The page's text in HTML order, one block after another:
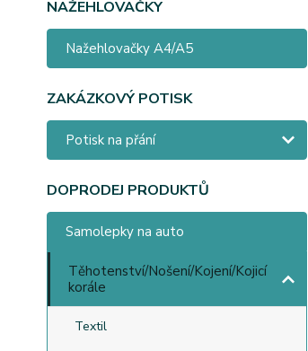
NAŽEHLOVAČKY
Nažehlovačky A4/A5
ZAKÁZKOVÝ POTISK
Potisk na přání
DOPRODEJ PRODUKTŮ
Samolepky na auto
Těhotenství/Nošení/Kojení/Kojicí
korále
Textil